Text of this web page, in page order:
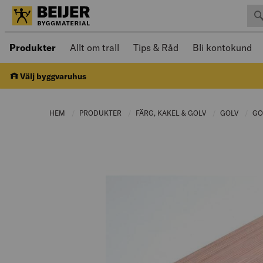
Produkter Öppnad meny kan navigeras med
Allt om trall Tips & Råd Bli kontokund
Välj byggvaruhus
HEM PRODUKTER CURRENT PAGE:
FÄRG, KAKEL & GOLV CURRENT PAGE:
GOLV